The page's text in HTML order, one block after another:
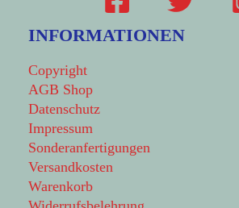
INFORMATIONEN
Copyright
AGB Shop
Datenschutz
Impressum
Sonderanfertigungen
Versandkosten
Warenkorb